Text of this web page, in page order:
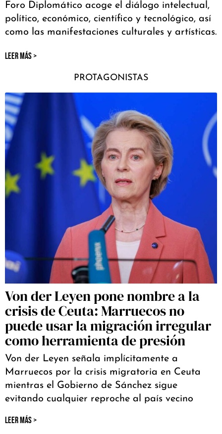
Foro Diplomático acoge el diálogo intelectual,
político, económico, científico y tecnológico, así
como las manifestaciones culturales y artísticas.
LEER MÁS >
PROTAGONISTAS
Von der Leyen pone nombre a la
crisis de Ceuta: Marruecos no
puede usar la migración irregular
como herramienta de presión
Von der Leyen señala implícitamente a
Marruecos por la crisis migratoria en Ceuta
mientras el Gobierno de Sánchez sigue
evitando cualquier reproche al país vecino
LEER MÁS >